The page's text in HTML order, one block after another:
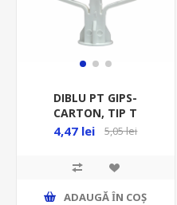
DIBLU PT GIPS-
CARTON, TIP T
10X47MM -
4,47 lei 5,05 lei
ADAUGĂ ȊN COŞ